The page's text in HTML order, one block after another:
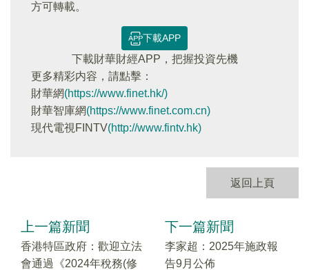
方可轉載。
下載APP
下載財華財經APP，把握投資先機
更多精彩内容，請點擊：
財華網(https://www.finet.hk/)
財華智庫網(https://www.finet.com.cn)
現代電視FINTV(http://www.fintv.hk)
返回上頁
上一篇新聞
香港特區政府：歡迎立法
會通過《2024年稅務(修
下一篇新聞
李家超：2025年施政報
告9月公佈